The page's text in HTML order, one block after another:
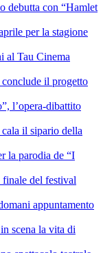
con “Hamlet
per la stagione
al Tau Cinema
il progetto
l’opera-dibattito
il sipario della
la parodia de “I
del festival
appuntamento
scena la vita di